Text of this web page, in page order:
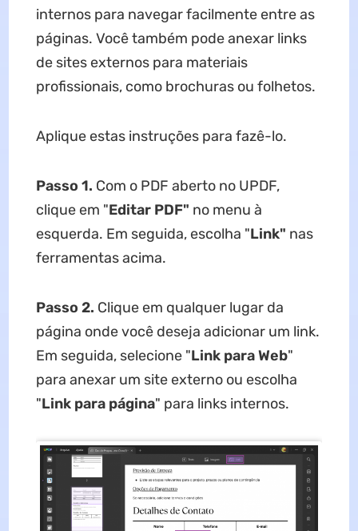
internos para navegar facilmente entre as
páginas. Você também pode anexar links
de sites externos para materiais
profissionais, como brochuras ou folhetos.
Aplique estas instruções para fazê-lo.
Passo 1. Com o PDF aberto no UPDF,
clique em "Editar PDF" no menu à
esquerda. Em seguida, escolha "Link" nas
ferramentas acima.
Passo 2. Clique em qualquer lugar da
página onde você deseja adicionar um link.
Em seguida, selecione "Link para Web"
para anexar um site externo ou escolha
"Link para página" para links internos.